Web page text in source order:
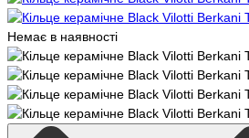
Немає в наявності